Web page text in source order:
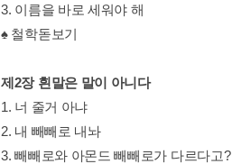
3. 이름을 바로 세워야 해
♠ 철학돋보기
제2장 흰말은 말이 아니다
1. 너 줄거 아냐
2. 내 빼빼로 내놔
3. 빼빼로와 아몬드 빼빼로가 다르다고?